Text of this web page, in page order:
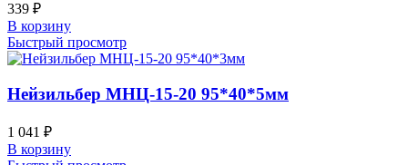
339 ₽
В корзину
Быстрый просмотр
Нейзильбер МНЦ-15-20 95*40*5мм
1 041 ₽
В корзину